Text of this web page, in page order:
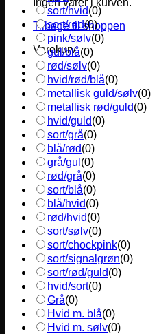
Ingen varer i kurven.
Tilbage til shoppen
Varekurv
sort/hvid(0)
sort/rød(0)
pink/sølv(0)
gul/blå(0)
rød/sølv(0)
hvid/rød/blå(0)
metallisk guld/sølv(0)
metallisk rød/guld(0)
hvid/guld(0)
sort/grå(0)
blå/rød(0)
grå/gul (0)
rød/grå(0)
sort/blå(0)
blå/hvid(0)
rød/hvid(0)
sort/sølv(0)
sort/chockpink(0)
sort/signalgrøn(0)
sort/rød/guld(0)
hvid/sort(0)
Grå(0)
Hvid m. blå(0)
Hvid m. sølv(0)